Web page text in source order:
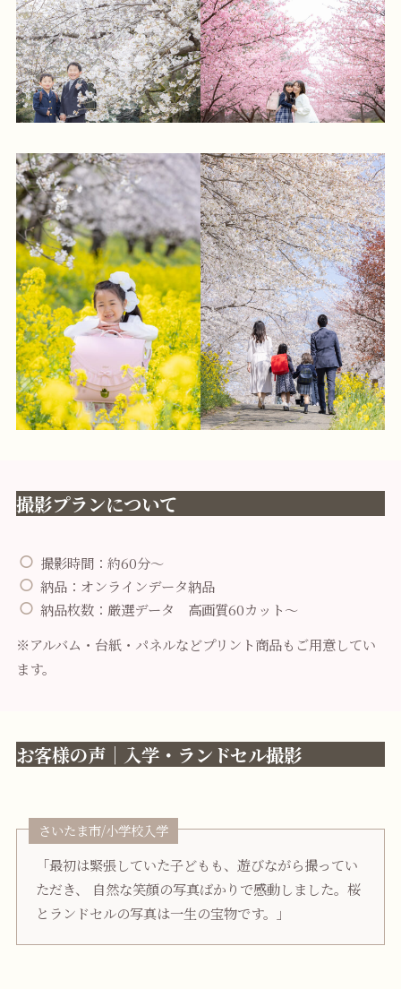
撮影プランについて
撮影時間：約60分～
納品：オンラインデータ納品
納品枚数：厳選データ 高画質60カット～
※アルバム・台紙・パネルなどプリント商品もご用意してい
ます。
お客様の声｜入学・ランドセル撮影
さいたま市/小学校入学
「最初は緊張していた子どもも、遊びながら撮ってい
ただき、 自然な笑顔の写真ばかりで感動しました。桜
とランドセルの写真は一生の宝物です。」